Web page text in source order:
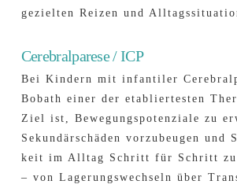
gezielten Reizen und
Cerebralparese / ICP
Bei Kindern mit infantiler
Bobath einer der etabliertesten
Ziel ist, Bewegungs­potenziale zu
Sekundär­schäden vorzubeugen und
keit im Alltag Schritt für Schritt zu
– von Lagerungs­wechseln über